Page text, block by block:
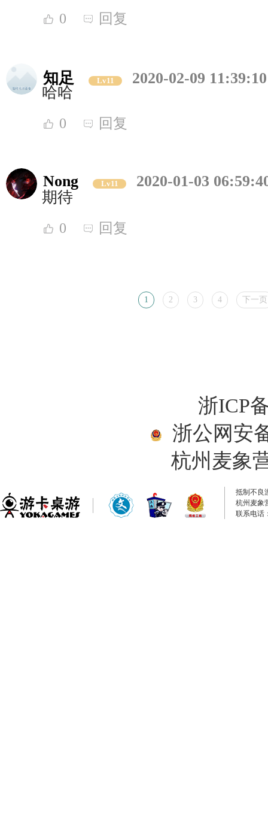
0 回复
知足 Lv11
2020-02-09 11:39:10
哈哈
0 回复
Nong Lv11
2020-01-03
期待
0 回复
1 2 3 4 下一页
浙ICP
浙公网安
杭州麦象
抵制不良
杭州麦象
联系电话